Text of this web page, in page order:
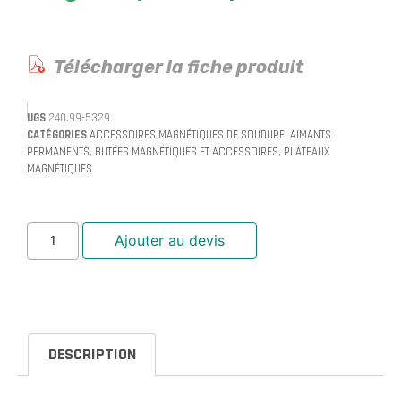
Télécharger la fiche produit
UGS 240.99-5329
CATÉGORIESACCESSOIRES MAGNÉTIQUES DE SOUDURE, AIMANTS
PERMANENTS, BUTÉES MAGNÉTIQUES ET ACCESSOIRES, PLATEAUX
MAGNÉTIQUES
Ajouter au devis
DESCRIPTION